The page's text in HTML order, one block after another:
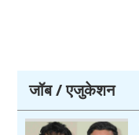
जॉब / एजुकेशन